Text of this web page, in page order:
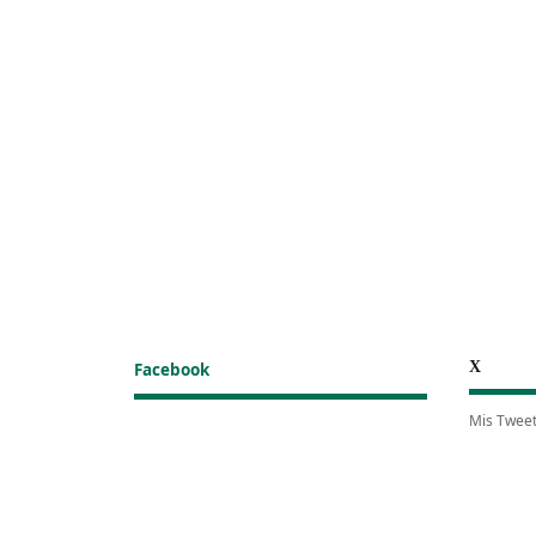
Facebook X
Mis